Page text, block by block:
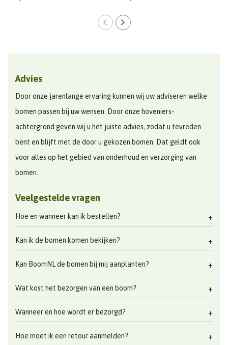
Advies
Door onze jarenlange ervaring kunnen wij uw adviseren welke
bomen passen bij uw wensen. Door onze hoveniers-
achtergrond geven wij u het juiste advies, zodat u tevreden
bent en blijft met de door u gekozen bomen. Dat geldt ook
voor alles op het gebied van onderhoud en verzorging van
bomen.
Veelgestelde vragen
Hoe en wanneer kan ik bestellen?
Kan ik de bomen komen bekijken?
Kan BoomNL de bomen bij mij aanplanten?
Wat kost het bezorgen van een boom?
Wanneer en hoe wordt er bezorgd?
Hoe moet ik een retour aanmelden?